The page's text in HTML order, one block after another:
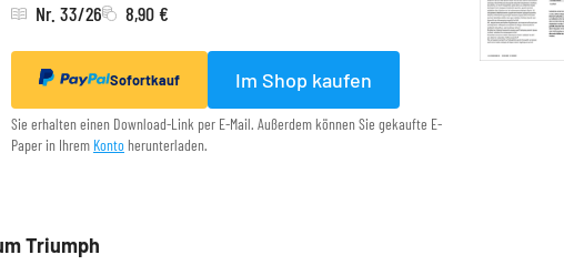
Nr. 33/26 8,90 €
Sofortkauf Im Shop kaufen
Sie erhalten einen Download-Link per E-Mail. Außerdem können Sie gekaufte E-
Paper in Ihrem Konto herunterladen.
Triumph